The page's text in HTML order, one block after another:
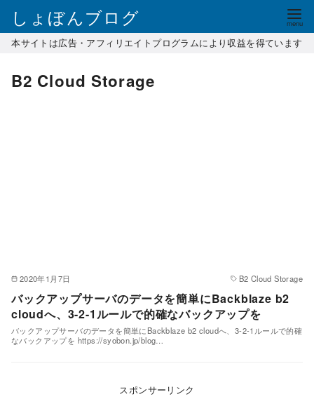
しょぼんブログ
本サイトは広告・アフィリエイトプログラムにより収益を得ています
B2 Cloud Storage
2020年1月7日 B2 Cloud Storage
バックアップサーバのデータを簡単にBackblaze b2
cloudへ、3-2-1ルールで的確なバックアップを
バックアップサーバのデータを簡単にBackblaze b2 cloudへ、3-2-1ルールで的確
なバックアップを https://syobon.jp/blog…
スポンサーリンク